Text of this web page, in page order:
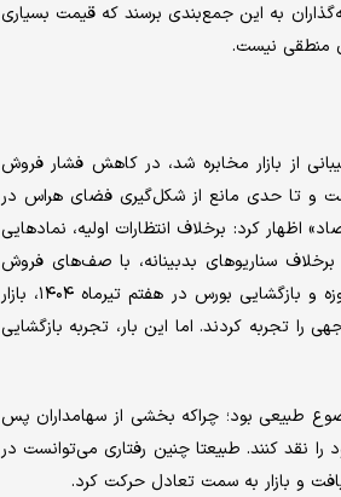
به این جمع‌بندی برسند که قیمت بسیاری
منطقی نیست.
از بازار مخابره شد، در کاهش فشار فروش
و تا حدی مانع از شکل‌گیری فضای هراس در
اظهار کرد: برخلاف انتظارات اولیه، نمادهایی
سناریوهای بدبینانه، با صف‌های فروش
سنگین آغاز به کار نکرد. او افزود: این شرایط در حالی رقم خورد که پس از پایان جنگ ۱۲روزه و بازگشایی بورس در هفتم تیرماه ۱۴۰۴، بازار
کردند. اما این بار، تجربه بازگشایی
طبیعی بود؛ چراکه بخشی از سهامداران پس
خود را نقد کنند. طبیعتا چنین رفتاری می‌توانست در
و بازار به سمت تعادل حرکت کرد.